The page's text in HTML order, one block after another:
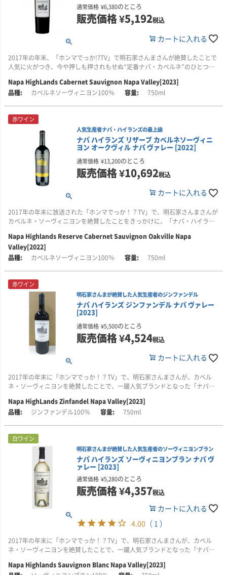
通常価格 ¥6,380のところ
販売価格¥5,192税込
カートに入れる
2017年の年末、「ホンマでっか!?TV」で明石家さんまさんが絶賛したことで
人気に火がつき、今や押しも押されもせぬ“定番ナパ・カベルネ”のひとつで
■テイスティング・コメント
熟したブラックベリーの香りに、穏やかなセージ、ほのかな黒胡椒、バニ
ラ、コーヒー、葉巻といったニュアンスが重なり、全体を包み込みます。張
りのあるタンニンは過度ではなく、滑らかな余韻へと続きます。
食事とともにグラスが進むタイプのワインで、リブアイ・ステーキ、牛バラ
肉の煮込み、炭火焼の肉料理全般、甘めのソースを使った鴨のローストと好
相性。また、キノコの付け合わせはワインとの橋渡しとなり、風味をいっそ
■栽培について
カリフォルニア州ナパ・ヴァレー各地から、その年のヴィンテージにふさわ
す。
シルヴァラード・トレイル沿いに位置する、信頼できる家族経営の畑で栽培
■醸造について
ブドウは優しく破砕し、48時間の低温浸漬を行ってアロマと色調をゆっくり
引き出した後、主発酵へと進みます。主発酵終了後は、さらに約2週間、果皮
や果梗とともにマセラシオンを行い、まろやかな果実味と質感を付与しま
その後、穏やかに圧搾し、フランス産オーク樽(新樽35％、2年以上使用の樽
65％)で約18か月間熟成させます。
■ナパ・ハイランズについて
コストパフォーマンスを実現するワインを手がける生産者です。
名が知られるようになりました。その後も人気が高まり、現在では定番のカ
リフォルニアワインとして多くの支持を集めています。
当初はカベルネ・ソーヴィニヨンのみの展開でしたが、現在はシャルドネ、
メルロー、ジンファンデル、ソーヴィニヨン・ブランとラインナップも拡
大。幅広いニーズに応えるワインを生み出しています。
「ナパ・ハイランズ」は、ナパ・ヴァレーのブドウ栽培農家と信頼関係を築
きながら、品種ごとに最適なテロワールを見極め、各地区から厳選したブド
ウをブレンド。ナパらしさを大切にしつつ、土地の個性を引き出したワイン
描かれ、自然の恵みに育まれた良質なワインであることが表現されていま
す。
ナパ・ヴァレーの魅力を素直に、そして丁寧に表現した1本。気取らず楽しめ
Napa HighLands Cabernet Sauvignon Napa Valley[2023]
カベルネソーヴィニヨン100％
750ml
赤ワイン
人気生産者ナパ・ハイランズの最上級
ナパ ハイランズ リザーブ カベルネソーヴィニ
ヨン オークヴィル ナパ ヴァレー [2022]
通常価格 ¥13,200のところ
販売価格¥10,692税込
カートに入れる
2017年の年末に放送された「ホンマでっか！？TV」で、明石家さんまさんが
カベルネ・ソーヴィニヨンを絶賛したことをきっかけに、「ナパ・ハイラン
この「リザーブ カベルネ・ソーヴィニヨン」は、ナパ・ヴァレーの中でも銘
醸地として知られるオークヴィル地区の厳選されたブドウ畑から造られる、
■テイスティング・コメント
深紅に近い濃い色合い。香りは濃密なダークベリーやブラックチェリー、カ
カオのニュアンスに満ちており、口当たりは非常になめらか。格調高く、バ
ランスの良さが際立っています。よく熟したブドウが使用されていることが
感じられ、若いワインながら、滑らかでしなやかな上質のタンニンが見事に
表現されています。
黒系果実に加え、ビターチョコレートやカカオの余韻が口中に広がり、美し
い酸味が全体の調和を引き立てています。若いうちから十分に楽しめると同
時に、さらなる瓶熟も大いに期待できます。
■ヴィンテージについて
赤ワインは、見事なストラクチャーと深みのある色調、緻密でリッチなタン
ニン、そして豊かな果実味とアロマを備えています。
生き生きとしたフレッシュなスタイルから、力強く濃密なタイプまで、ナ
パ・ヴァレーの魅力を映し出すさまざまなワインを生み出しました。
■栽培について
カリフォルニア州ナパ・ヴァレーの中でも銘醸地として知られるオークヴィ
ル地区。その中から、ヴィンテージごとに、このワインに最適なブドウが厳
選され、使用されています。
2022年ヴィンテージでは、ヴァカ山脈の麓に位置する、名高く歴史あるオー
クヴィルの畑で栽培されたブドウを使用。日本向けにのみ、オーダーメイド
この畑は水はけの良いヴァレー・フロアに位置し、周囲にはスクリーミン
並んでいます。ブドウの房は適切に間引かれ、果房の間に太陽光と風がしっ
Napa Highlands Reserve Cabernet Sauvignon Oakville Napa
Valley[2022]
カベルネソーヴィニヨン100％
750ml
赤ワイン
明石家さんまが絶賛した人気生産者のジンファンデル
ナパ ハイランズ ジンファンデル ナパ ヴァレー
[2023]
通常価格 ¥5,500のところ
販売価格¥4,524税込
カートに入れる
2017年の年末に「ホンマでっか！？TV」で、明石家さんまさんが、カベル
ネ・ソーヴィニヨンを絶賛したことで、一躍人気ブランドとなった「ナパ・
負けず劣らずの素晴らしい味わいですので、是非お試しください！
ありながら確かな力強さを兼ね備えた1本です。
リコリスやビターチョコレート、ブラックペッパーのニュアンスが風味の骨
格を支え、そこにシナモン、酸味のあるチェリー、焼きオレンジの風味が幾
重にも重なります。豊かで魅力あふれる果実味に加え、ほんのり感じるカカ
オの風味が心地よいアクセントとなり、長く印象に残る余韻へと導きます。
■ヴィンテージについて
2023年のナパ・ヴァレーは、過去10年以上で最も長い生育期間に恵まれた年
となりました。シーズンを通じて穏やかで安定した天候が続き、収量は平均
憶に残るヴィンテージとなりました。
えたことで、芽吹きは理想的な条件のもとでスタート。開花は例年よりやや
Napa HighLands Zinfandel Napa Valley[2023]
ジンファンデル100％
750ml
白ワイン
明石家さんまが絶賛した人気生産者のソーヴィニヨンブラン
ナパ ハイランズ ソーヴィニヨンブラン ナパ ヴ
ァレー [2023]
通常価格 ¥5,280のところ
販売価格¥4,357税込
カートに入れる
4.00 （ 1 ）
2017年の年末に「ホンマでっか！？TV」で、明石家さんまさんが、カベル
ネ・ソーヴィニヨンを絶賛したことで、一躍人気ブランドとなった「ナパ・
ン」も、負けず劣らずの素晴らしい味わいですので、是非お試しください！
Napa Highlands Sauvignon Blanc Napa Valley[2023]